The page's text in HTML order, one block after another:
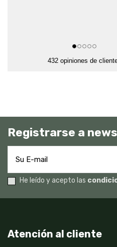
432 opiniones de
Registrarse a
He leído y acepto las
Atención al cliente